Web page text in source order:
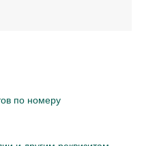
по номеру